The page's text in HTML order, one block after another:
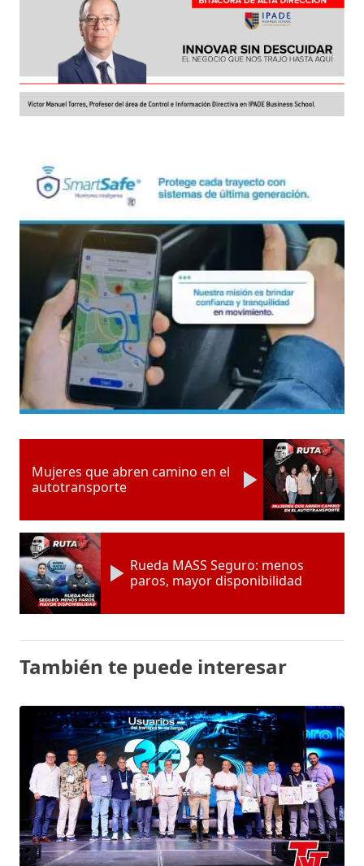
Mujeres que abren camino en el
autotransporte
Rueda MASS Seguro: menos
paros, mayor disponibilidad
También te puede interesar